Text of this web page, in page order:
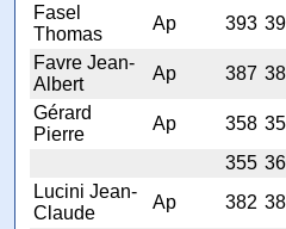
Fasel
Thomas
Ap 393
Favre Jean-
Albert
Ap 387
Gérard
Pierre
Ap 358
355
Lucini Jean-
Claude
Ap 382